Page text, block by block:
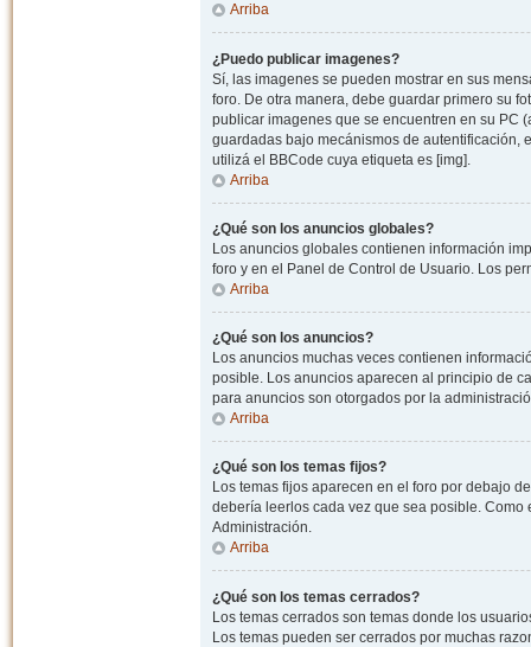
Arriba
¿Puedo publicar imagenes?
Sí, las imagenes se pueden mostrar en sus
foro. De otra manera, debe guardar primero su
publicar imagenes que se encuentren en su PC
guardadas bajo mecánismos de autentificación,
utilizá el BBCode cuya etiqueta es [img].
Arriba
¿Qué son los anuncios globales?
Los anuncios globales contienen información
foro y en el Panel de Control de Usuario. Los
Arriba
¿Qué son los anuncios?
Los anuncios muchas veces contienen
posible. Los anuncios aparecen al principio de
para anuncios son otorgados por la
Arriba
¿Qué son los temas fijos?
Los temas fijos aparecen en el foro por debajo
debería leerlos cada vez que sea posible.
Administración.
Arriba
¿Qué son los temas cerrados?
Los temas cerrados son temas donde los
Los temas pueden ser cerrados por muchas